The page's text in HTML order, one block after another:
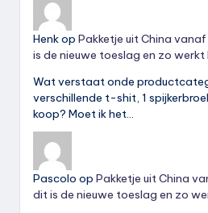
Henkop Pakketje uit China
is de nieuwe toeslag en zo werkt
Wat verstaat onde
verschillende t-shit, 1
koop? Moet ik het…
Pascolo op Pakketje uit China
dit is de nieuwe toeslag en zo